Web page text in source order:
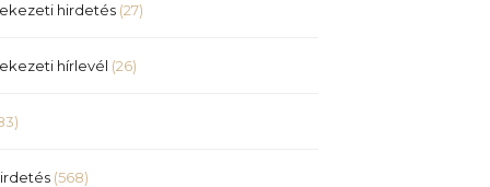
hirdetés (27)
hírlevél (26)
(568)